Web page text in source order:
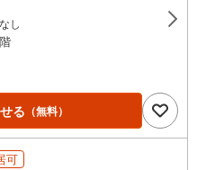
なし
る （無料）
可